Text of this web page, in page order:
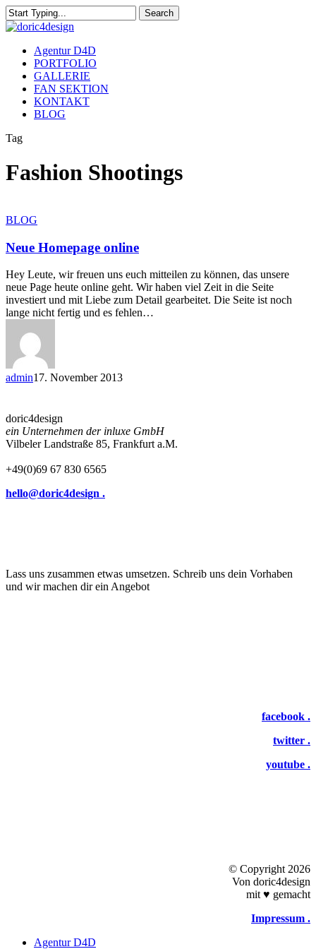
Skip
to
content
Search
Close
Menu
Agentur D4D
PORTFOLIO
GALLERIE
FAN SEKTION
KONTAKT
BLOG
Tag
Fashion Shootings
Neue
online
BLOG
Neue Homepage online
Hey Leute, wir freuen uns euch mitteilen zu können, das unsere
neue Page heute online geht. Wir haben viel Zeit in die Seite
investiert und mit Liebe zum Detail gearbeitet. Die Seite ist noch
lange nicht fertig und es fehlen…
admin17. November 2013
doric4design
ein Unternehmen der inluxe GmbH
Vilbeler Landstraße 85, Frankfurt a.M.
+49(0)69 67 830 6565
hello@doric4design .
Lass uns zusammen etwas umsetzen. Schreib uns dein Vorhaben
und wir machen dir ein Angebot
facebook .
twitter .
youtube .
© Copyright 2026
Von doric4design
mit ♥ gemacht
Impressum .
Close
Agentur D4D